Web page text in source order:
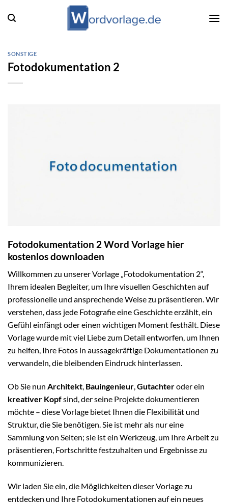
Inhalt
SONSTIGE
Fotodokumentation 2
Fotodokumentation 2 Word Vorlage hier
kostenlos downloaden
Willkommen zu unserer Vorlage „Fotodokumentation 2“,
Ihrem idealen Begleiter, um Ihre visuellen Geschichten auf
professionelle und ansprechende Weise zu präsentieren. Wir
verstehen, dass jede Fotografie eine Geschichte erzählt, ein
Gefühl einfängt oder einen wichtigen Moment festhält. Diese
Vorlage wurde mit viel Liebe zum Detail entworfen, um Ihnen
zu helfen, Ihre Fotos in aussagekräftige Dokumentationen zu
verwandeln, die bleibenden Eindruck hinterlassen.
Ob Sie nun Architekt, Bauingenieur,Gutachteroder ein
kreativer Kopfsind, der seine Projekte dokumentieren
möchte – diese Vorlage bietet Ihnen die Flexibilität und
Struktur, die Sie benötigen. Sie ist mehr als nur eine
Sammlung von Seiten; sie ist ein Werkzeug, um Ihre Arbeit zu
präsentieren, Fortschritte festzuhalten und Ergebnisse zu
kommunizieren.
Wir laden Sie ein, die Möglichkeiten dieser Vorlage zu
entdecken und Ihre Fotodokumentationen auf ein neues